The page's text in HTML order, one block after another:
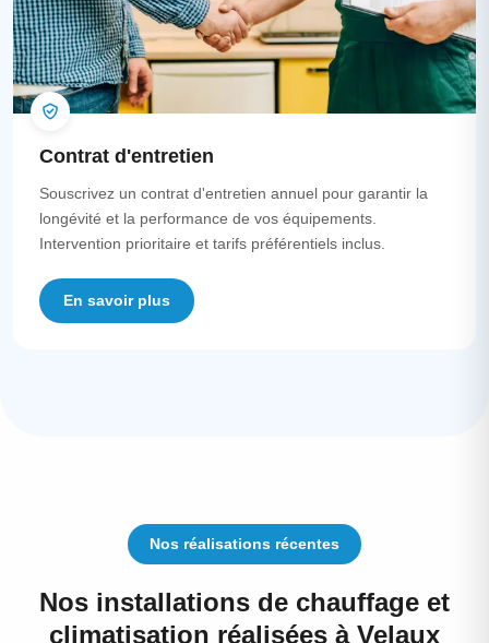
Contrat d'entretien
Souscrivez un contrat d'entretien annuel pour garantir la
longévité et la performance de vos équipements.
Intervention prioritaire et tarifs préférentiels inclus.
En savoir plus
Nos réalisations récentes
Nos installations de chauffage et
climatisation réalisées à Velaux